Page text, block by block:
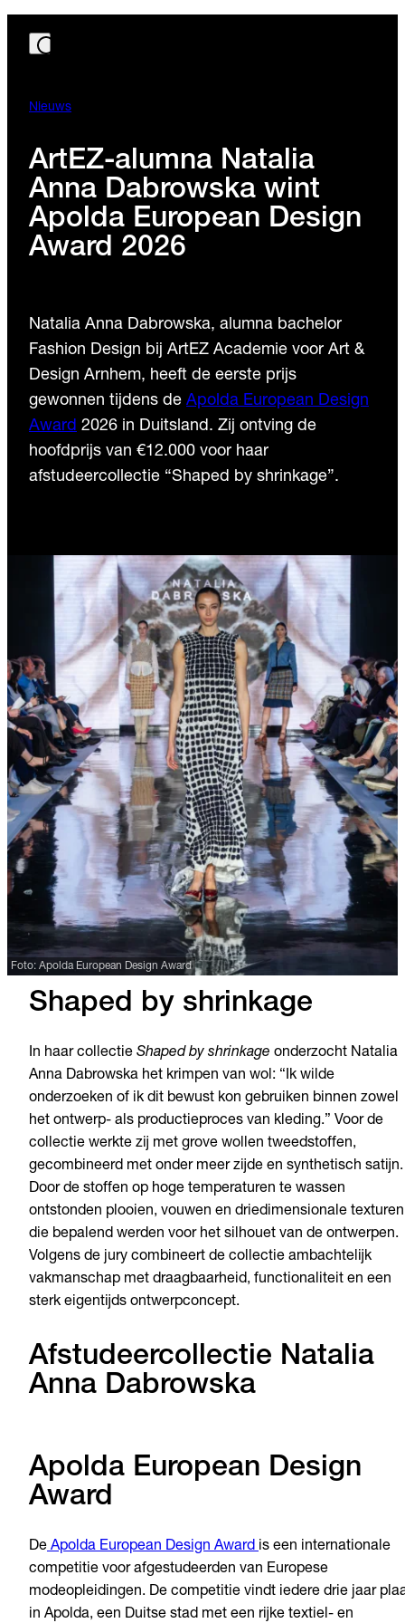
Nieuws
ArtEZ-alumna Natalia
Anna Dabrowska wint
Apolda European Design
Award 2026
Natalia Anna Dabrowska, alumna bachelor
Fashion Design bij ArtEZ Academie voor Art &
Design Arnhem, heeft de eerste prijs
gewonnen tijdens de Apolda European Design
Award 2026 in Duitsland. Zij ontving de
hoofdprijs van €12.000 voor haar
afstudeercollectie “Shaped by shrinkage”.
Foto: Apolda European Design Award
Shaped by shrinkage
In haar collectie Shaped by shrinkage onderzocht Natalia
Anna Dabrowska het krimpen van wol: “Ik wilde
onderzoeken of ik dit bewust kon gebruiken binnen zowel
het ontwerp- als productieproces van kleding.” Voor de
collectie werkte zij met grove wollen tweedstoffen,
gecombineerd met onder meer zijde en synthetisch satijn.
Door de stoffen op hoge temperaturen te wassen
ontstonden plooien, vouwen en driedimensionale texturen
die bepalend werden voor het silhouet van de ontwerpen.
Volgens de jury combineert de collectie ambachtelijk
vakmanschap met draagbaarheid, functionaliteit en een
sterk eigentijds ontwerpconcept.
Afstudeercollectie Natalia
Anna Dabrowska
Apolda European Design
Award
DeApolda European Design Awardis een internationale
competitie voor afgestudeerden van Europese
modeopleidingen. De competitie vindt iedere drie jaar
in Apolda, een Duitse stad met een rijke textiel- en